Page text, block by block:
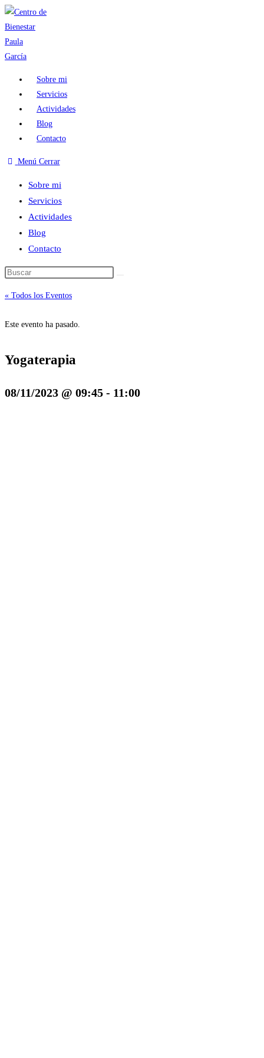
Sobre mi
Servicios
Actividades
Blog
Contacto
Menú Cerrar
Sobre mi
Servicios
Actividades
Blog
Contacto
« Todos los Eventos
Este evento ha pasado.
Yogaterapia
08/11/2023 @ 09:45 - 11:00